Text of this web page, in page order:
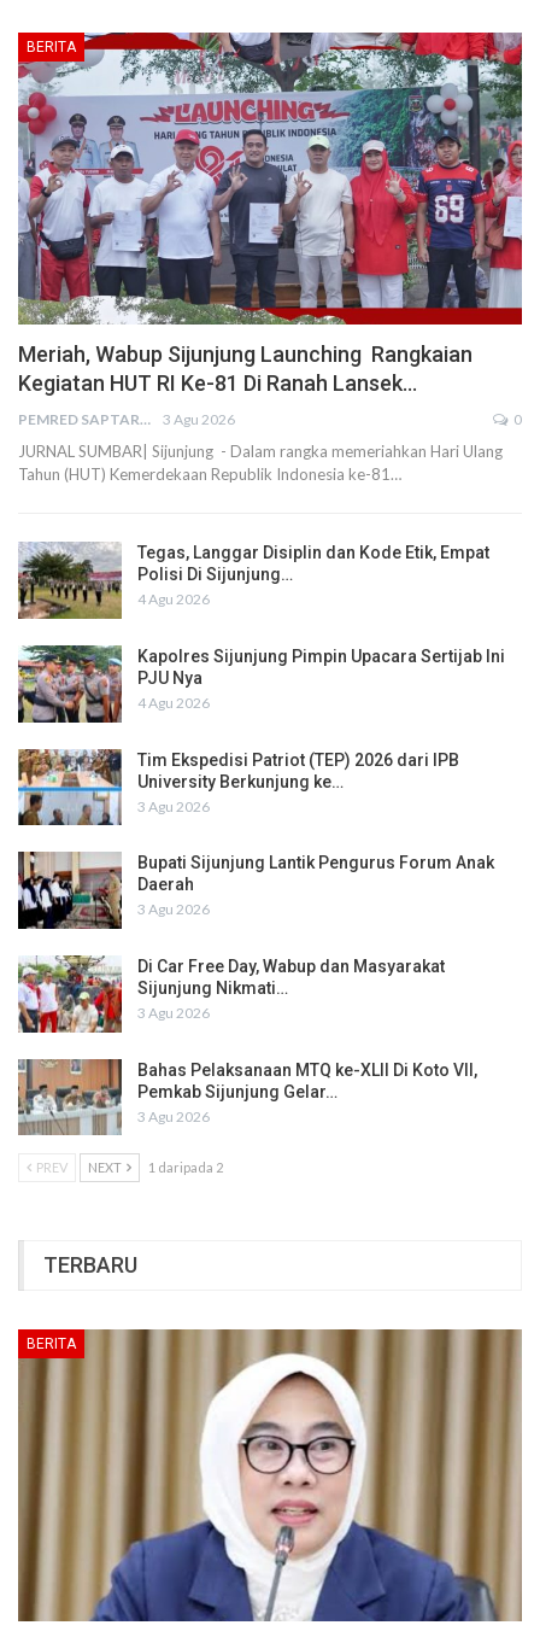
BERITA
Meriah, Wabup Sijunjung Launching Rangkaian
Kegiatan HUT RI Ke-81 Di Ranah Lansek…
PEMRED SAPTARIUS 3 Agu 2026 0
JURNAL SUMBAR| Sijunjung - Dalam rangka memeriahkan Hari Ulang
Tahun (HUT) Kemerdekaan Republik Indonesia ke-81…
Tegas, Langgar Disiplin dan Kode Etik, Empat
Polisi Di Sijunjung…
4 Agu 2026
Kapolres Sijunjung Pimpin Upacara Sertijab Ini
PJU Nya
4 Agu 2026
Tim Ekspedisi Patriot (TEP) 2026 dari IPB
University Berkunjung ke…
3 Agu 2026
Bupati Sijunjung Lantik Pengurus Forum Anak
Daerah
3 Agu 2026
Di Car Free Day, Wabup dan Masyarakat
Sijunjung Nikmati…
3 Agu 2026
Bahas Pelaksanaan MTQ ke-XLII Di Koto VII,
Pemkab Sijunjung Gelar…
3 Agu 2026
PREV NEXT 1 daripada 2
TERBARU
BERITA